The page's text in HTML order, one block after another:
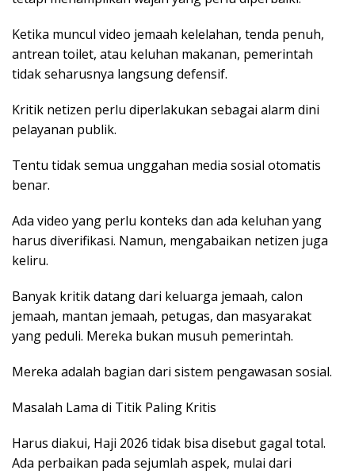
Ketika muncul video jemaah kelelahan, tenda penuh,
antrean toilet, atau keluhan makanan, pemerintah
tidak seharusnya langsung defensif.
Kritik netizen perlu diperlakukan sebagai alarm dini
pelayanan publik.
Tentu tidak semua unggahan media sosial otomatis
benar.
Ada video yang perlu konteks dan ada keluhan yang
harus diverifikasi. Namun, mengabaikan netizen juga
keliru.
Banyak kritik datang dari keluarga jemaah, calon
jemaah, mantan jemaah, petugas, dan masyarakat
yang peduli. Mereka bukan musuh pemerintah.
Mereka adalah bagian dari sistem pengawasan sosial.
Masalah Lama di Titik Paling Kritis
Harus diakui, Haji 2026 tidak bisa disebut gagal total.
Ada perbaikan pada sejumlah aspek, mulai dari